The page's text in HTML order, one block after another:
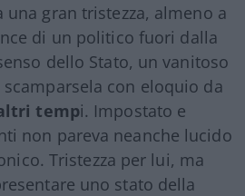
gran tristezza, almeno a
di un politico fuori dalla
dello Stato, un vanitoso
con eloquio da
tempi. Impostato e
non pareva neanche lucido
Tristezza per lui, ma
uno stato della